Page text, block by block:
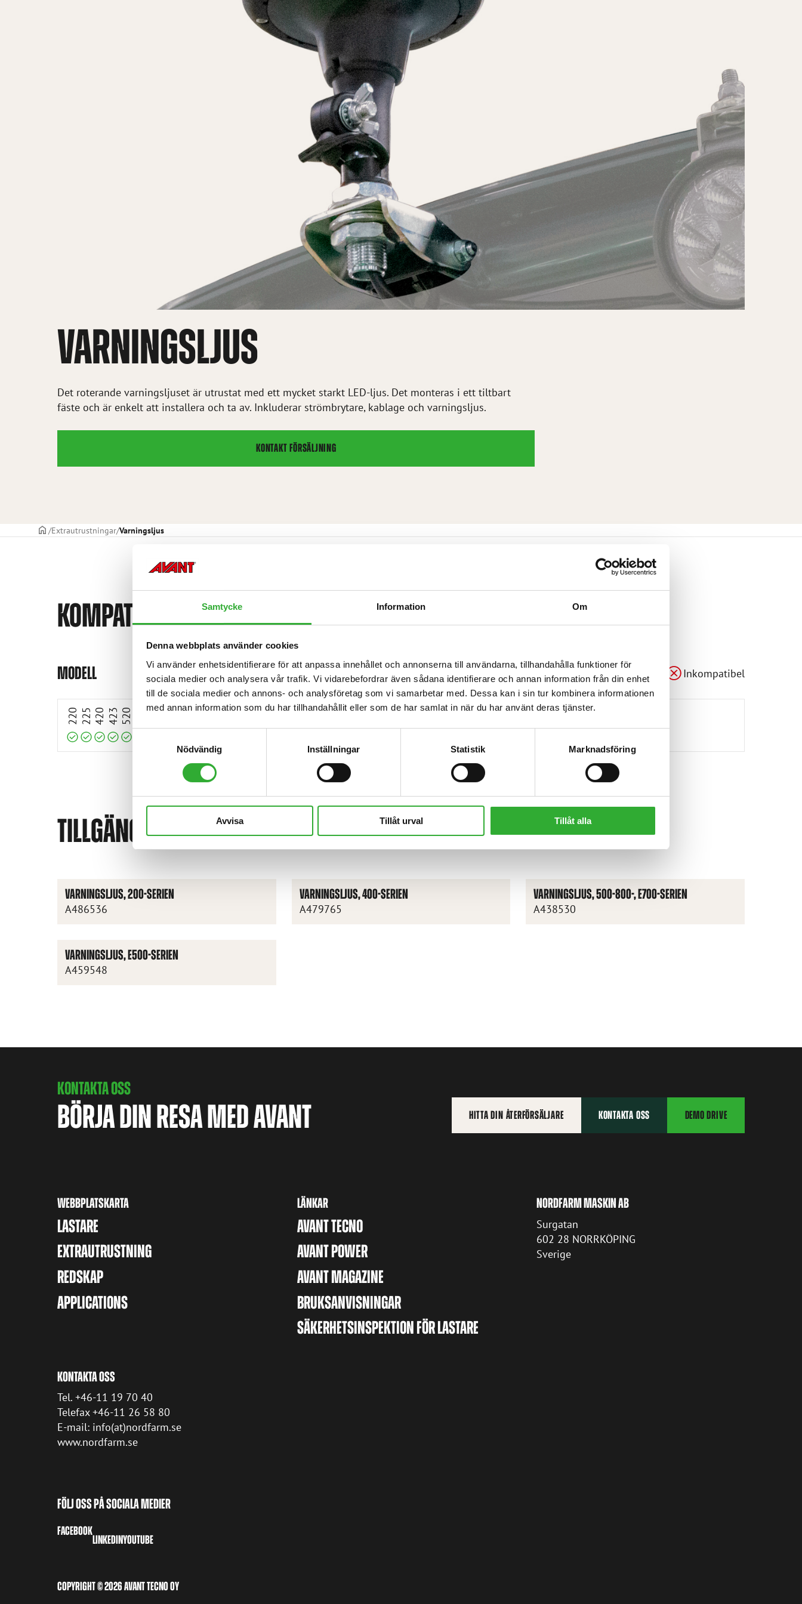
Samtycke Information Om
Denna webbplats använder cookies
Vi använder enhetsidentifierare för att anpassa innehållet och annonserna till användarna, tillhandahålla funktioner för
sociala medier och analysera vår trafik. Vi vidarebefordrar även sådana identifierare och annan information från din enhet
till de sociala medier och annons- och analysföretag som vi samarbetar med. Dessa kan i sin tur kombinera informationen
med annan information som du har tillhandahållit eller som de har samlat in när du har använt deras tjänster.
Nödvändig
Inställningar Statistik Marknadsföring
Avvisa Tillåt urval Tillåt alla
VARNINGSLJUS
Det roterande varningsljuset är utrustat med ett mycket starkt LED-ljus. Det monteras i ett tiltbart
fäste och är enkelt att installera och ta av. Inkluderar strömbrytare, kablage och varningsljus.
KONTAKT FÖRSÄLJNING
STARTSIDAN
Extrautrustningar Varningsljus
KOMPATIBLA MODELLER
MODELL Kompatibel Anpassningsbar Inkompatibel
220
Kompatibel
225
Kompatibel
420
Kompatibel
423 520 528
Kompatibel
530
Kompatibel
630
Kompatibel
635
Kompatibel
635i
Kompatibel
640
Kompatibel
640i
Kompatibel
645i
Kompatibel
650i
Kompatibel
735
Kompatibel
735i
Kompatibel
745
Kompatibel
750
Kompatibel
755i
Kompatibel
760i
Kompatibel
845
Kompatibel
850
Kompatibel
855i
Kompatibel
860i
Kompatibel
e513
Kompatibel
e527
Kompatibel
TILLGÄNGLIGA TILLVAL
VARNINGSLJUS, 200-SERIEN
A486536
VARNINGSLJUS, 400-SERIEN
A479765
VARNINGSLJUS, 500-800-, E700-SERIEN
A438530
VARNINGSLJUS, E500-SERIEN
A459548
KONTAKTA OSS
BÖRJA DIN RESA MED AVANT HITTA DIN ÅTERFÖRSÄLJARE KONTAKTA OSS DEMO DRIVE
WEBBPLATSKARTA
LASTARE
EXTRAUTRUSTNING
REDSKAP
APPLICATIONS
LÄNKAR
AVANT TECNO
AVANT POWER
AVANT MAGAZINE
BRUKSANVISNINGAR
SÄKERHETSINSPEKTION FÖR LASTARE
NORDFARM MASKIN AB
Surgatan
602 28 NORRKÖPING
Sverige
KONTAKTA OSS
Tel. +46-11 19 70 40
Telefax +46-11 26 58 80
E-mail: info(at)nordfarm.se
www.nordfarm.se
FÖLJ OSS PÅ SOCIALA MEDIER
FACEBOOK
LINKEDINYOUTUBE
COPYRIGHT © 2026 AVANT TECNO OY